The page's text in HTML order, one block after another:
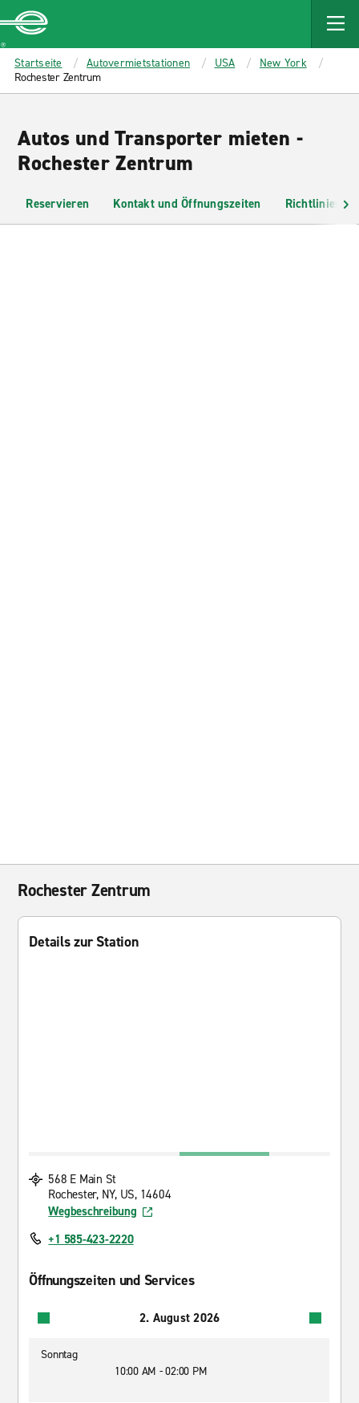
MAIN
CONTENT
Enterprise
Startseite Autovermietstationen USA
New York
Rochester Zentrum
Autos und Transporter mieten -
Rochester Zentrum
Reservieren Kontakt und Öffnungszeiten Richtlinien
Rochester Zentrum
Details zur Station
568 E Main St
Rochester, NY, US, 14604
Wegbeschreibung
+1 585-423-2220
Öffnungszeiten und Services
2. August 2026
Sonntag
10:00 AM - 02:00 PM